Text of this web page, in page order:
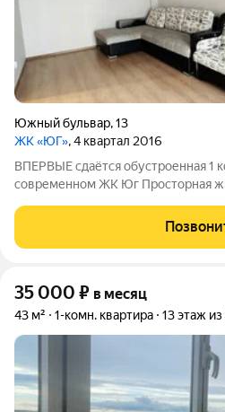
Южный бульвар,13
ЖК «ЮГ», 4 квартал 2016
ВПЕРВЫЕ сдаётся обустроенная 1
современном ЖК Юг Просторная
личные вещи и наслаждаться
упакованная , оснащена всей
35 000 ₽ в месяц
43 м² 1-комн. квартира 13 этаж из